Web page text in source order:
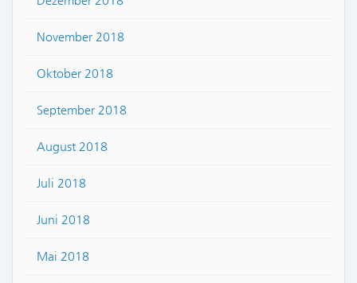
November 2018
Oktober 2018
September 2018
August 2018
Juli 2018
Juni 2018
Mai 2018